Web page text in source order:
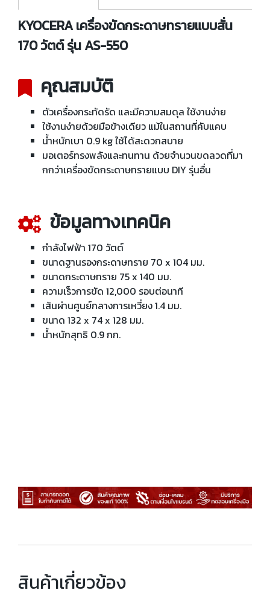
KYOCERA เครื่องขัดกระดาษทรายแบบสั่น
170 วัตต์ รุ่น AS-550
คุณสมบัติ
ตัวเครื่องกระทัดรัด และมีความสมดุล ใช้งานง่าย
ใช้งานง่ายด้วยมือข้างเดียว แม้ในสถานที่คับแคบ
น้ำหนักเบา 0.9 kg ใช้ได้สะดวกสบาย
มอเตอร์ทรงพลังและทนทาน ด้วยจำนวนขดลวดที่มา
กกว่าเครื่องขัดกระดาษทรายแบบ DIY รุ่นอื่น
ข้อมูลทางเทคนิค
กำลังไฟฟ้า 170 วัตต์
ขนาดฐานรองกระดาษทราย 70 x 104 มม.
ขนาดกระดาษทราย 75 x 140 มม.
ความเร็วการขัด 12,000 รอบต่อนาที
เส้นผ่านศูนย์กลางการเหวี่ยง 1.4 มม.
ขนาด 132 x 74 x 128 มม.
น้ำหนักสุทธิ 0.9 กก.
สินค้าเกี่ยวข้อง